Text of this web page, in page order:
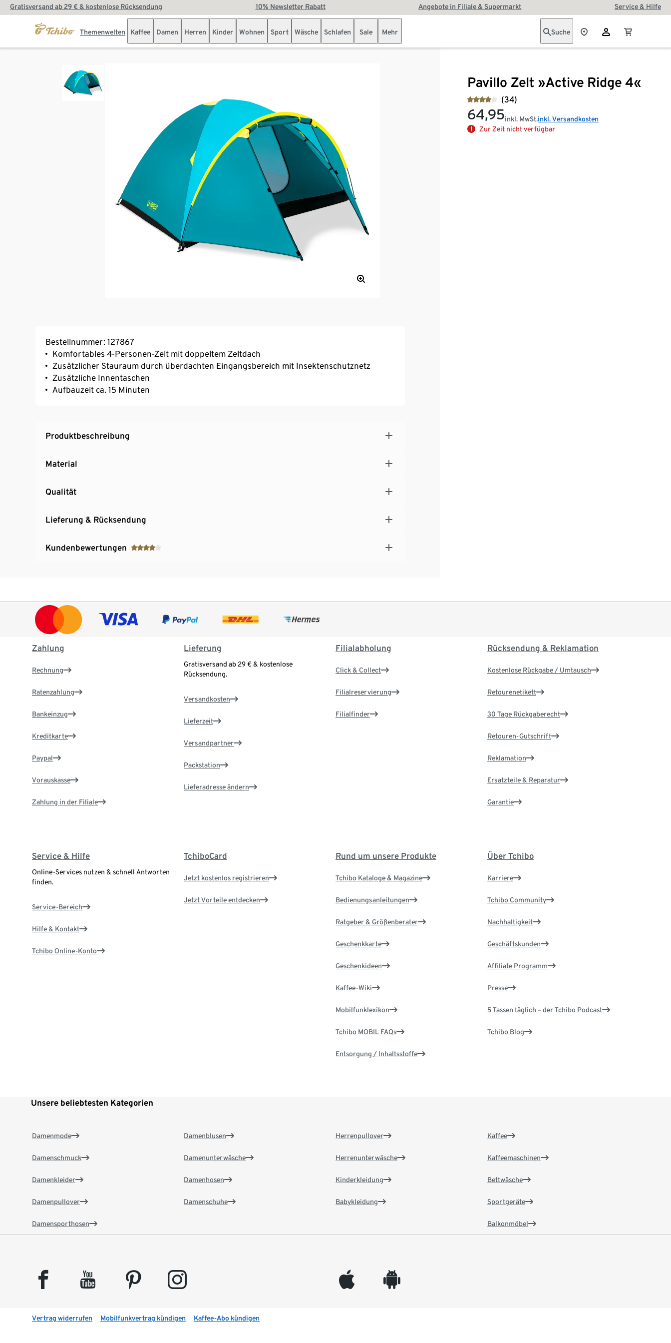
Gratisversand ab 29 € & kostenlose Rücksendung 10% Newsletter Rabatt Angebote in Filiale & Supermarkt Service & Hilfe
Themenwelten Kaffee Damen Herren Kinder Wohnen Sport Wäsche Schlafen Sale Mehr Suche
Pavillo Zelt »Active Ridge 4«
(34)
64,95inkl. MwSt.inkl. Versandkosten
Zur Zeit nicht verfügbar
Bestellnummer: 127867
Komfortables 4-Personen-Zelt mit doppeltem Zeltdach
Zusätzlicher Stauraum durch überdachten Eingangsbereich mit Insektenschutznetz
Zusätzliche Innentaschen
Aufbauzeit ca. 15 Minuten
Produktbeschreibung
Material
Qualität
Lieferung & Rücksendung
Kundenbewertungen
Zahlung
Rechnung
Ratenzahlung
Bankeinzug
Kreditkarte
Paypal
Vorauskasse
Zahlung in der Filiale
Lieferung
Gratisversand ab 29 € & kostenlose
Rücksendung.
Versandkosten
Lieferzeit
Versandpartner
Packstation
Lieferadresse ändern
Filialabholung
Click & Collect
Filialreservierung
Filialfinder
Rücksendung & Reklamation
Kostenlose Rückgabe / Umtausch
Retourenetikett
30 Tage Rückgaberecht
Retouren-Gutschrift
Reklamation
Ersatzteile & Reparatur
Garantie
Service & Hilfe
Online-Services nutzen & schnell Antworten
finden.
Service-Bereich
Hilfe & Kontakt
Tchibo Online-Konto
TchiboCard
Jetzt kostenlos registrieren
Jetzt Vorteile entdecken
Rund um unsere Produkte
Tchibo Kataloge & Magazine
Bedienungsanleitungen
Ratgeber & Größenberater
Geschenkkarte
Geschenkideen
Kaffee-Wiki
Mobilfunklexikon
Tchibo MOBIL FAQs
Entsorgung / Inhaltsstoffe
Über Tchibo
Karriere
Tchibo Community
Nachhaltigkeit
Geschäftskunden
Affiliate Programm
Presse
5 Tassen täglich – der Tchibo Podcast
Tchibo Blog
Unsere beliebtesten Kategorien
Damenmode
Damenschmuck
Damenkleider
Damenpullover
Damensporthosen
Damenblusen
Damenunterwäsche
Damenhosen
Damenschuhe
Herrenpullover
Herrenunterwäsche
Kinderkleidung
Babykleidung
Kaffee
Kaffeemaschinen
Bettwäsche
Sportgeräte
Balkonmöbel
facebook youtube pinterest instagram appleinc android
Vertrag widerrufen Mobilfunkvertrag kündigen Kaffee-Abo kündigen